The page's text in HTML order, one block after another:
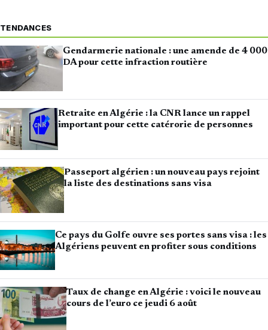
TENDANCES
Gendarmerie nationale : une amende de 4 000
DA pour cette infraction routière
Retraite en Algérie : la CNR lance un rappel
important pour cette catérorie de personnes
Passeport algérien : un nouveau pays rejoint
la liste des destinations sans visa
Ce pays du Golfe ouvre ses portes sans visa : les
Algériens peuvent en profiter sous conditions
Taux de change en Algérie : voici le nouveau
cours de l’euro ce jeudi 6 août